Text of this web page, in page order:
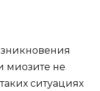
миозите не
ситуациях